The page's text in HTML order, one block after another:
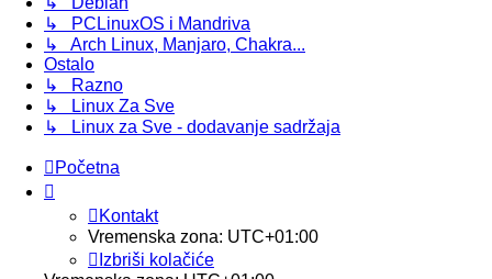
↳ PCLinuxOS i Mandriva
↳ Arch Linux, Manjaro, Chakra...
Ostalo
↳ Razno
↳ Linux Za Sve
↳ Linux za Sve - dodavanje sadržaja
Početna
Kontakt
Vremenska zona: UTC+01:00
Izbriši kolačiće